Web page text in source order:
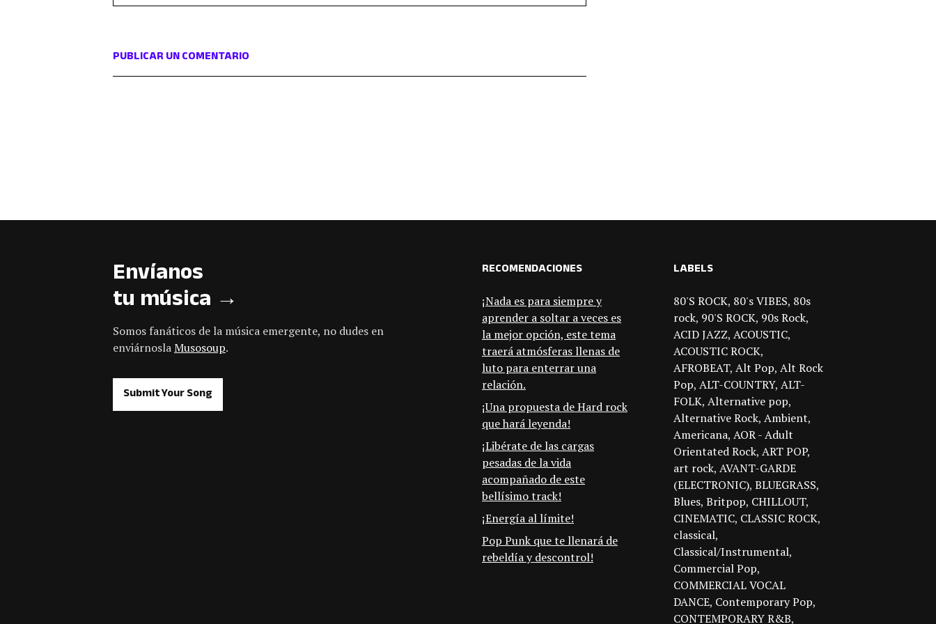
PUBLICAR UN COMENTARIO
Envíanos
tu música →
Somos fanáticos de la música emergente, no dudes en
enviárnoslaMusosoup.
Submit Your Song
RECOMENDACIONES
¡Nada es para siempre y
aprender a soltar a veces es
la mejor opción, este tema
traerá atmósferas llenas de
luto para enterrar una
relación.
¡Una propuesta de Hard rock
que hará leyenda!
¡Libérate de las cargas
pesadas de la vida
acompañado de este
bellísimo track!
¡Energía al límite!
Pop Punk que te llenará de
rebeldía y descontrol!
LABELS
80'S ROCK 80's VIBES 80s
rock 90'S ROCK 90s Rock
ACID JAZZ ACOUSTIC
ACOUSTIC ROCK
AFROBEAT Alt Pop Alt Rock
Pop ALT-COUNTRY ALT-
FOLK Alternative pop
Alternative Rock Ambient
Americana AOR - Adult
Orientated Rock ART POP
art rock AVANT-GARDE
(ELECTRONIC) BLUEGRASS
Blues Britpop CHILLOUT
CINEMATIC CLASSIC ROCK
classical
Classical/Instrumental
Commercial Pop
COMMERCIAL VOCAL
DANCE Contemporary Pop
CONTEMPORARY R&B